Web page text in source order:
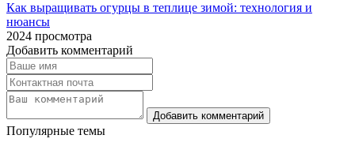
Как выращивать огурцы в теплице зимой: технология и
нюансы
2024 просмотра
Добавить комментарий
Популярные темы